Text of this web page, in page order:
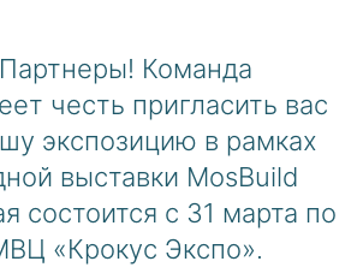
Команда
честь пригласить вас
экспозицию в рамках
выставки MosBuild
состоится с 31 марта по
«Крокус Экспо».